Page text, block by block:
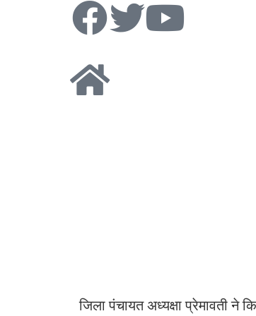
जिला पंचायत अध्यक्षा प्रेमावती ने